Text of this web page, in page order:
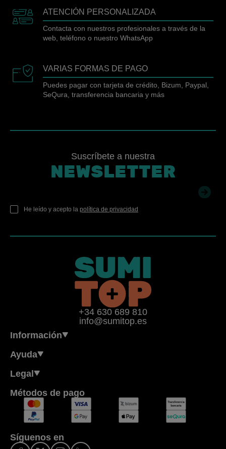
ATENCIÓN PERSONALIZADA
Contacta con nuestros profesionales a través de la
web, teléfono o nuestro WhatsApp
VARIAS FORMAS DE PAGO
Puedes pagar con tarjeta de crédito, Bizum, Paypal,
SeQura, transferencia bancaria y más
Suscríbete a nuestra
NEWSLETTER
He leído y acepto la política de privacidad
+34 630 689 810
info@sumitop.es
Información
Ayuda
Legal
Métodos de pago
Síguenos en